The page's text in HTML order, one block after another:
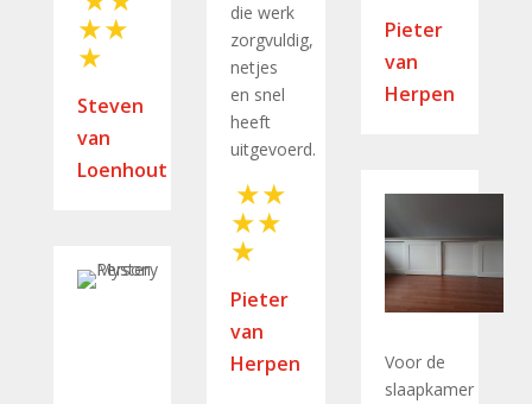
Pieter
van
Herpen
Steven
van
Loenhout
die werk
zorgvuldig,
netjes
en snel
heeft
uitgevoerd.
Pieter
van
Herpen
Voor de
slaapkamer